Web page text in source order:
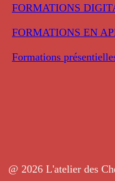
FORMATIONS
FORMATIONS EN
Formations
@ 2026 L'atelier des